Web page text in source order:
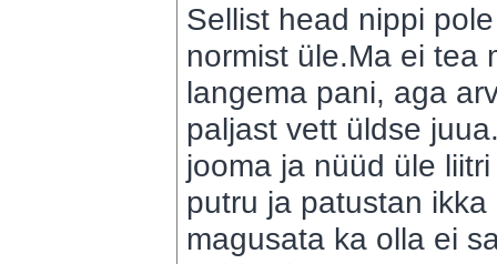
Sellist head nippi
normist üle.Ma ei tea
langema pani, aga
paljast vett üldse
jooma ja nüüd üle
putru ja patustan
magusata ka olla ei